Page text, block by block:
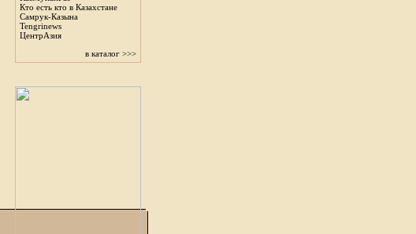
Кто есть кто в Казахстане
Самрук-Казына
Tengrinews
ЦентрАзия
в каталог >>>